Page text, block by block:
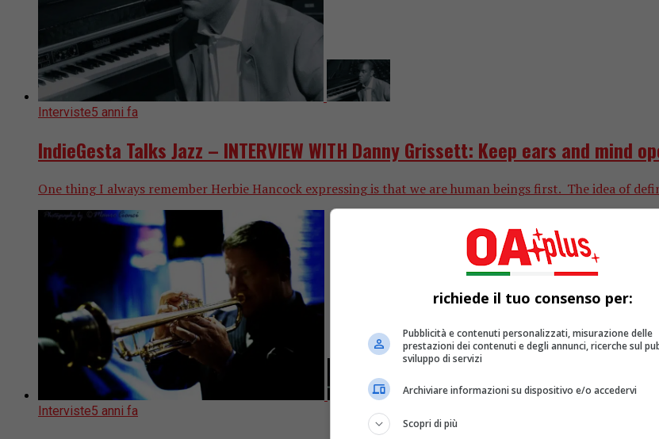
Interviste5 anni fa
IndieGesta Talks Jazz – INTERVIEW WITH Danny Grissett: Keep ears and mind
One thing I always remember Herbie Hancock expressing is that we are human beings first. The idea of
Interviste5 anni fa
richiede il tuo consenso per:
Pubblicità e contenuti personalizzati, misurazione delle
prestazioni dei contenuti e degli annunci, ricerche sul
sviluppo di servizi
Archiviare informazioni su dispositivo e/o accedervi
Scopri di più